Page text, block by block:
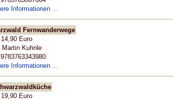
Informationen ...
Fernwanderwege
14,90 Euro
Martin Kuhnle
9783763343980
Informationen ...
19,90 Euro